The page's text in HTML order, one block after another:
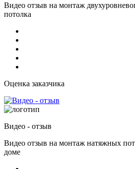
Видео отзыв на монтаж
потолка
Оценка заказчика
Видео - отзыв
Видео отзыв на монтаж натяжных
доме